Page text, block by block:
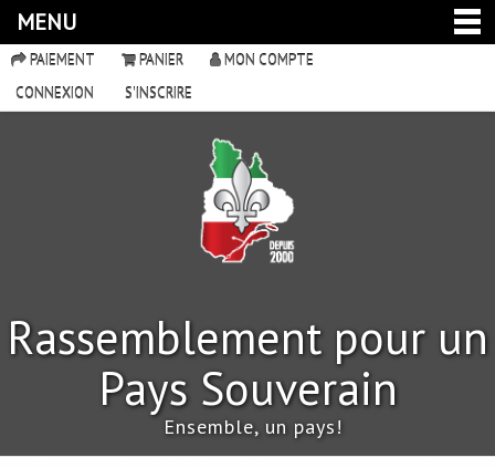
MENU
PAIEMENT PANIER
MON COMPTE
CONNEXION
S'INSCRIRE
Rassemblement pour un
Pays Souverain
Ensemble, un pays!